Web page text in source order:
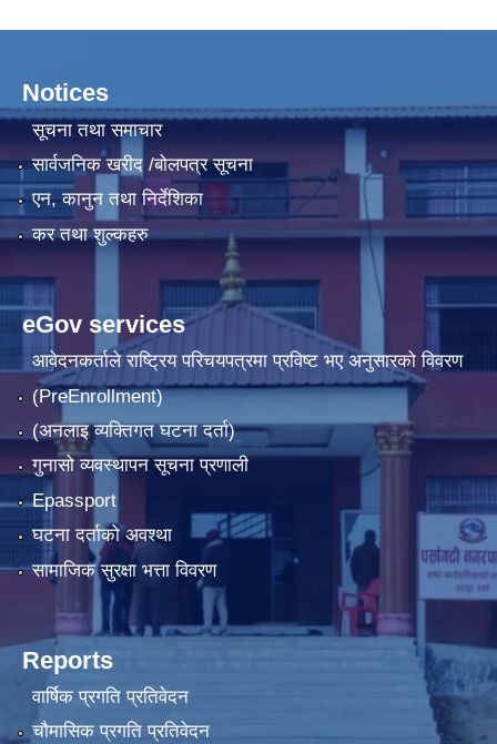
Notices
सूचना तथा समाचार
सार्वजनिक खरीद /बोलपत्र सूचना
एन, कानुन तथा निर्देशिका
कर तथा शुल्कहरु
eGov services
आवेदनकर्ताले राष्‍ट्रिय परिचयपत्रमा प्रविष्ट भए अनुसारको विवरण
(PreEnrollment)
(अनलाइ व्यक्तिगत घटना दर्ता)
गुनासो व्यवस्थापन सूचना प्रणाली
Epassport
घटना दर्ताको अवश्था
सामाजिक सुरक्षा भत्ता विवरण
Reports
वार्षिक प्रगति प्रतिवेदन
चौमासिक प्रगति प्रतिवेदन